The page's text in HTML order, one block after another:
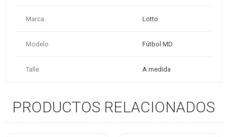
Marca Lotto
Modelo Fútbol MD
Talle A medida
PRODUCTOS RELACIONADOS